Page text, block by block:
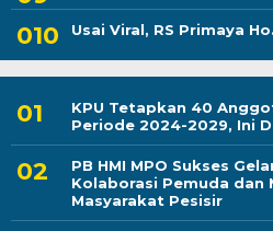
Usai Viral, RS Primaya
KPU Tetapkan 40
Periode 2024-2029, Ini
PB HMI MPO Sukses
Kolaborasi Pemuda dan
Masyarakat Pesisir